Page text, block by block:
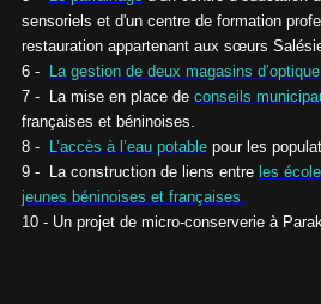
sensoriels et d'un centre de formation
restauration appartenant aux sœurs
6 - La gestion de deux magasins d’optique
7 - La mise en place de conseils
françaises et béninoises.
8 - L’accès à l’eau potablepour les
9 - La construction de liens entre les
jeunes béninoises et françaises
10 - Un projet de micro-conserverie à